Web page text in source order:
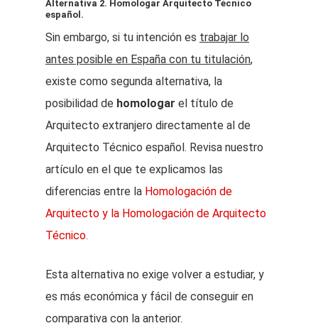
Alternativa 2. Homologar Arquitecto Técnico
español.
Sin embargo, si tu intención es trabajar lo
antes posible en España con tu titulación,
existe como segunda alternativa, la
posibilidad de homologar el título de
Arquitecto extranjero directamente al de
Arquitecto Técnico español. Revisa nuestro
artículo en el que te explicamos las
diferencias entre la Homologación de
Arquitecto y la Homologación de Arquitecto
Técnico.
Esta alternativa no exige volver a estudiar, y
es más económica y fácil de conseguir en
comparativa con la anterior.